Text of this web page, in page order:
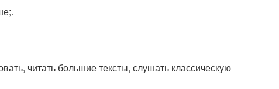
читать большие тексты, слушать классическую